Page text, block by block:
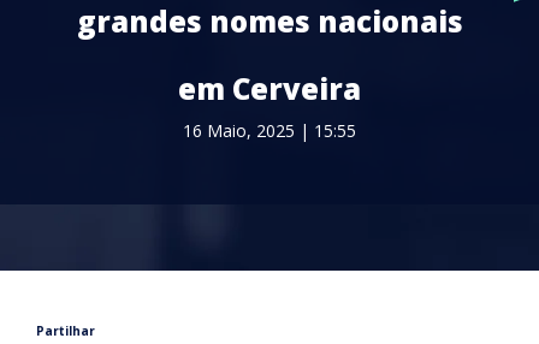
grandes nomes nacionais
em Cerveira
16 Maio, 2025 | 15:55
Partilhar